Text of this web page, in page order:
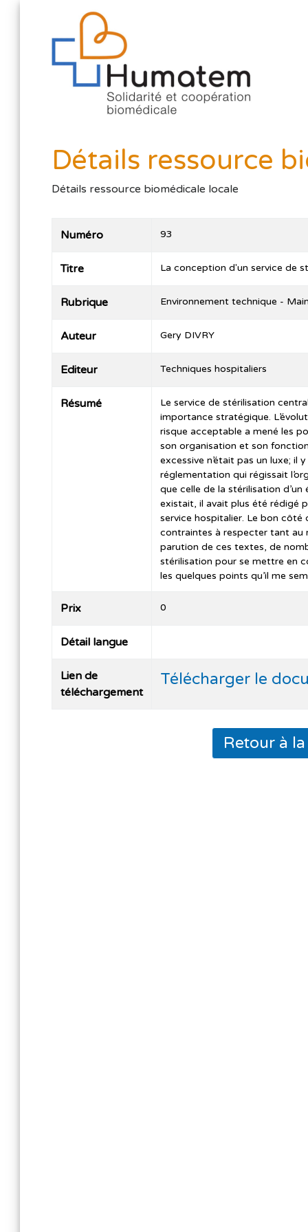
Détails ressource
Détails ressource biomédicale locale
Numéro 93
Titre La conception d'un service de
Rubrique Environnement technique -
Auteur Gery DIVRY
Editeur Techniques hospitaliers
Résumé
Le service de stérilisation
importance stratégique.
risque acceptable a mené les
son organisation et son
excessive n’était pas un luxe; il
réglementation qui régissait
que celle de la stérilisation
existait, il avait plus été rédigé
service hospitalier. Le bon
contraintes à respecter tant au
parution de ces textes, de
stérilisation pour se mettre en
les quelques points qu’il me
Prix 0
Détail langue
Lien de
téléchargement
Télécharger le
Retour à